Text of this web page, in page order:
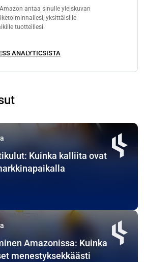
antaa sinulle yleiskuvan
yksittäisille
tuotteillesi.
ANALYTICSISTA
Kuinka kalliita ovat
Amazonissa: Kuinka
menestyksekkäästi